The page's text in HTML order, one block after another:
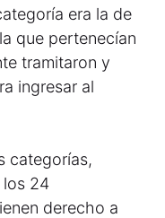
era la de
que pertenecían
tramitaron y
ingresar al
categorías,
24
derecho a